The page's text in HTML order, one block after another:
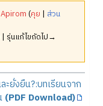
Apirom (คุย | ส่วน
รุ่นแก้ไขถัดไป→
ยั่งยืน?:บทเรียนจาก
(PDF Download)